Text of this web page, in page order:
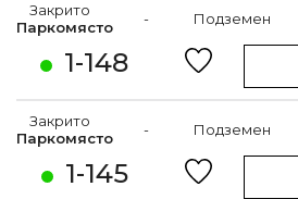
1-148
Закрито
Паркомясто
- Подземен
1-145
Закрито
Паркомясто
- Подземен